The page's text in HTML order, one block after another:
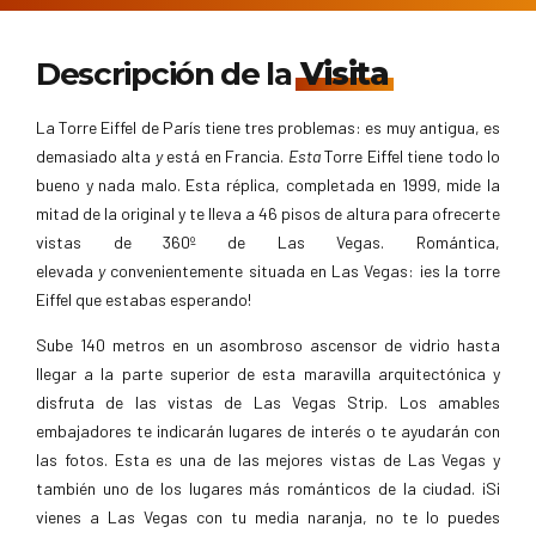
Descripción de laVisita
La Torre Eiffel de París tiene tres problemas: es muy antigua, es
demasiado alta yestá en Francia. EstaTorre Eiffel tiene todo lo
bueno y nada malo. Esta réplica, completada en 1999, mide la
mitad de la original y te lleva a 46 pisos de altura para ofrecerte
vistas de 360º de Las Vegas. Romántica,
elevada y convenientemente situada en Las Vegas: ¡es la torre
Eiffel que estabas esperando!
Sube 140 metros en un asombroso ascensor de vidrio hasta
llegar a la parte superior de esta maravilla arquitectónica y
disfruta de las vistas de Las Vegas Strip. Los amables
embajadores te indicarán lugares de interés o te ayudarán con
las fotos. Esta es una de las mejores vistas de Las Vegas y
también uno de los lugares más románticos de la ciudad. ¡Si
vienes a Las Vegas con tu media naranja, no te lo puedes